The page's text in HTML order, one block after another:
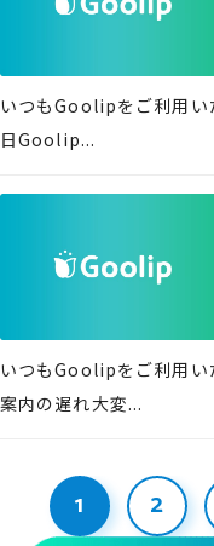
いつもGoolipをご利用い
日Goolip...
いつもGoolipをご利用い
案内の遅れ大変...
1 2